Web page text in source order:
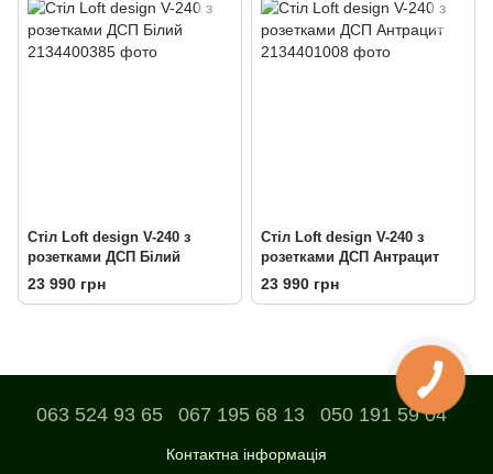
Стіл Loft design V-240 з
розетками ДСП Білий
23 990 грн
Стіл Loft design V-240 з
розетками ДСП Антрацит
23 990 грн
063 524 93 65 067 195 68 13 050 191 59 04
Контактна інформація